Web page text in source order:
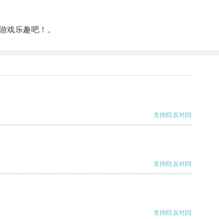
乐趣吧！。
支持[0] 反对[0]
支持[0] 反对[0]
支持[0] 反对[0]